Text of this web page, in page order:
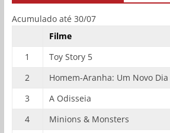
Acumulado até 30/07
Filme
1
Toy Story 5
2
Homem-Aranha: Um Novo Dia
3
A Odisseia
4
Minions & Monsters